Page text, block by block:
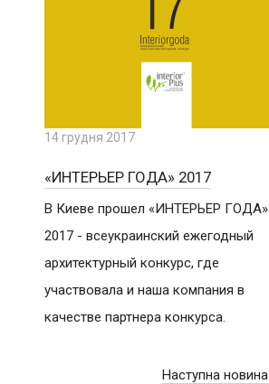
14 грудня 2017
«ИНТЕРЬЕР ГОДА» 2017
В Киеве прошел «ИНТЕРЬЕР ГОДА»
2017 - всеукраинский ежегодный
архитектурный конкурс, где
участвовала и наша компания в
качестве партнера конкурса.
Наступна новина